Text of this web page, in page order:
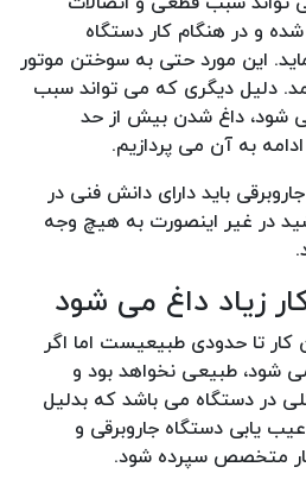
و در هنگام کار دستگاه
این مورد حتی به سوختن موتور
دلیل دیگری که می تواند سبب
شود، داغ شدن بیش از حد
به آن می پردازیم.
باید دارای دانش فنی در
در غیر اینصورت به هیچ وجه
زیاد داغ می شود
تا حدودی طبیعیست اما اگر
شود، طبیعی نخواهد بود و
در دستگاه می باشد که بدلیل
یابی دستگاه جاروبرقی و
متخصص سپرده شود.